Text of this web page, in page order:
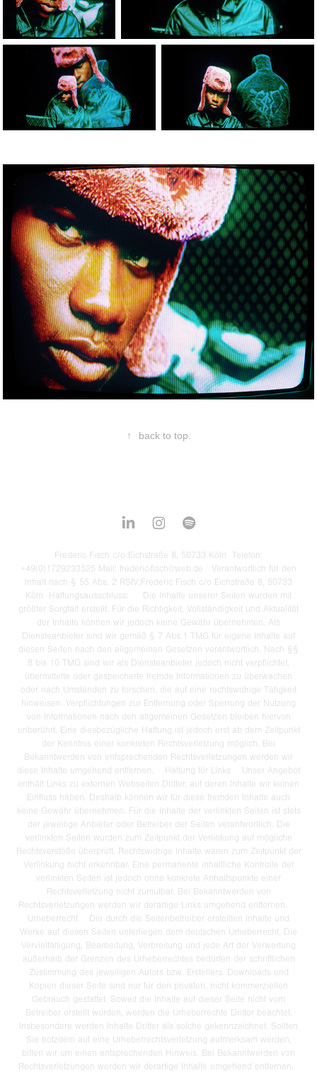
↑ back to top.
Frederic Fisch c/o Eichstraße 8, 50733 Köln Telefon:
+49(0)1729233525 Mail: frederic-fisch@web.de Verantwortlich für den
Inhalt nach § 55 Abs. 2 RStV:Frederic Fisch c/o Eichstraße 8, 50733
Köln Haftungsausschluss: Die Inhalte unserer Seiten wurden mit
größter Sorgfalt erstellt. Für die Richtigkeit, Vollständigkeit und Aktualität
der Inhalte können wir jedoch keine Gewähr übernehmen. Als
Diensteanbieter sind wir gemäß § 7 Abs.1 TMG für eigene Inhalte auf
diesen Seiten nach den allgemeinen Gesetzen verantwortlich. Nach §§
8 bis 10 TMG sind wir als Diensteanbieter jedoch nicht verpflichtet,
übermittelte oder gespeicherte fremde Informationen zu überwachen
oder nach Umständen zu forschen, die auf eine rechtswidrige Tätigkeit
hinweisen. Verpflichtungen zur Entfernung oder Sperrung der Nutzung
von Informationen nach den allgemeinen Gesetzen bleiben hiervon
unberührt. Eine diesbezügliche Haftung ist jedoch erst ab dem Zeitpunkt
der Kenntnis einer konkreten Rechtsverletzung möglich. Bei
Bekanntwerden von entsprechenden Rechtsverletzungen werden wir
diese Inhalte umgehend entfernen. Haftung für Links Unser Angebot
enthält Links zu externen Webseiten Dritter, auf deren Inhalte wir keinen
Einfluss haben. Deshalb können wir für diese fremden Inhalte auch
keine Gewähr übernehmen. Für die Inhalte der verlinkten Seiten ist stets
der jeweilige Anbieter oder Betreiber der Seiten verantwortlich. Die
verlinkten Seiten wurden zum Zeitpunkt der Verlinkung auf mögliche
Rechtsverstöße überprüft. Rechtswidrige Inhalte waren zum Zeitpunkt der
Verlinkung nicht erkennbar. Eine permanente inhaltliche Kontrolle der
verlinkten Seiten ist jedoch ohne konkrete Anhaltspunkte einer
Rechtsverletzung nicht zumutbar. Bei Bekanntwerden von
Rechtsverletzungen werden wir derartige Links umgehend entfernen.
Urheberrecht Die durch die Seitenbetreiber erstellten Inhalte und
Werke auf diesen Seiten unterliegen dem deutschen Urheberrecht. Die
Vervielfältigung, Bearbeitung, Verbreitung und jede Art der Verwertung
außerhalb der Grenzen des Urheberrechtes bedürfen der schriftlichen
Zustimmung des jeweiligen Autors bzw. Erstellers. Downloads und
Kopien dieser Seite sind nur für den privaten, nicht kommerziellen
Gebrauch gestattet. Soweit die Inhalte auf dieser Seite nicht vom
Betreiber erstellt wurden, werden die Urheberrechte Dritter beachtet.
Insbesondere werden Inhalte Dritter als solche gekennzeichnet. Sollten
Sie trotzdem auf eine Urheberrechtsverletzung aufmerksam werden,
bitten wir um einen entsprechenden Hinweis. Bei Bekanntwerden von
Rechtsverletzungen werden wir derartige Inhalte umgehend entfernen.